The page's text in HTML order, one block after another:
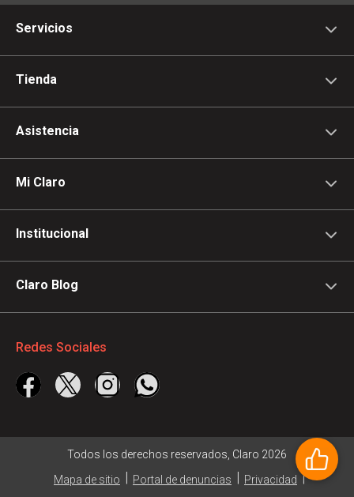
Servicios
Tienda
Asistencia
Mi Claro
Institucional
Claro Blog
Redes Sociales
Todos los derechos reservados, Claro 2026
Mapa de sitio | Portal de denuncias | Privacidad |